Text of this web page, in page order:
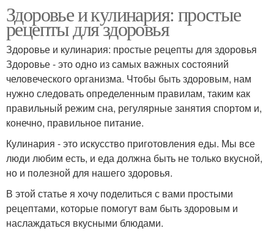
Здоровье и кулинария: простые
рецепты для здоровья
Здоровье и кулинария: простые рецепты для здоровья
Здоровье - это одно из самых важных состояний
человеческого организма. Чтобы быть здоровым, нам
нужно следовать определенным правилам, таким как
правильный режим сна, регулярные занятия спортом и,
конечно, правильное питание.
Кулинария - это искусство приготовления еды. Мы все
люди любим есть, и еда должна быть не только вкусной,
но и полезной для нашего здоровья.
В этой статье я хочу поделиться с вами простыми
рецептами, которые помогут вам быть здоровым и
наслаждаться вкусными блюдами.